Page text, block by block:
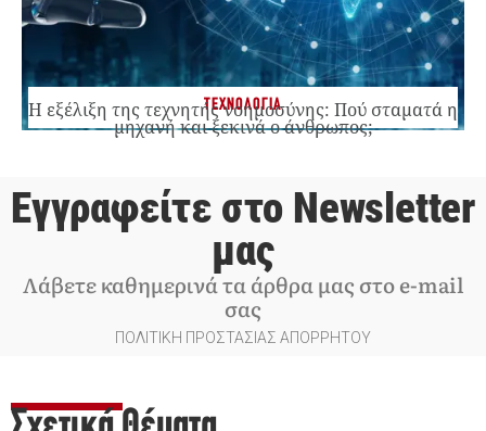
ΤΕΧΝΟΛΟΓΙΑ
Η εξέλιξη της τεχνητής νοημοσύνης: Πού σταματά η
μηχανή και ξεκινά ο άνθρωπος;
Εγγραφείτε στο Newsletter
μας
Λάβετε καθημερινά τα άρθρα μας στο e-mail
σας
ΠΟΛΙΤΙΚΗ ΠΡΟΣΤΑΣΙΑΣ ΑΠΟΡΡΗΤΟΥ